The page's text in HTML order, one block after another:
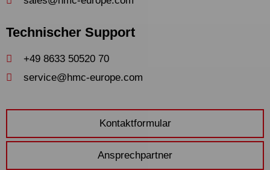
Technischer Support
+49 8633 50520 70
service@hmc-europe.com
Kontaktformular
Ansprechpartner